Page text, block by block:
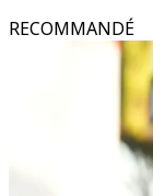
RECOMMANDÉ